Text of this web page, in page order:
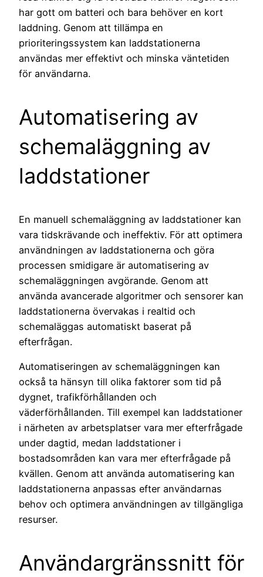
har gott om batteri och bara behöver en kort
laddning. Genom att tillämpa en
prioriteringssystem kan laddstationerna
användas mer effektivt och minska väntetiden
för användarna.
Automatisering av
schemaläggning av
laddstationer
En manuell schemaläggning av laddstationer kan
vara tidskrävande och ineffektiv. För att optimera
användningen av laddstationerna och göra
processen smidigare är automatisering av
schemaläggningen avgörande. Genom att
använda avancerade algoritmer och sensorer kan
laddstationerna övervakas i realtid och
schemaläggas automatiskt baserat på
efterfrågan.
Automatiseringen av schemaläggningen kan
också ta hänsyn till olika faktorer som tid på
dygnet, trafikförhållanden och
väderförhållanden. Till exempel kan laddstationer
i närheten av arbetsplatser vara mer efterfrågade
under dagtid, medan laddstationer i
bostadsområden kan vara mer efterfrågade på
kvällen. Genom att använda automatisering kan
laddstationerna anpassas efter användarnas
behov och optimera användningen av tillgängliga
resurser.
Användargränssnitt för